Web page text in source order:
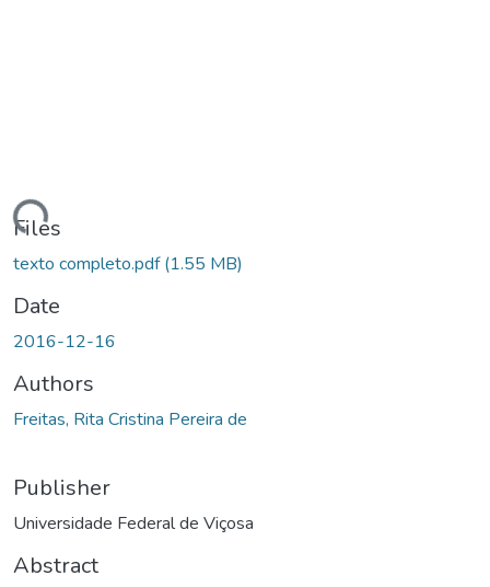
Files
texto completo.pdf(1.55 MB)
Date
2016-12-16
Authors
Freitas, Rita Cristina Pereira de
Publisher
Universidade Federal de Viçosa
Abstract